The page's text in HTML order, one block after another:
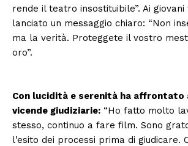
rende il teatro insostituibile”. Ai
lanciato un messaggio chiaro: “Non
ma la verità. Proteggete il vostro
oro”.
Con lucidità e serenità ha affrontato
vicende giudiziarie: “Ho fatto molto
stesso, continuo a fare film. Sono
l’esito dei processi prima di giudicare.